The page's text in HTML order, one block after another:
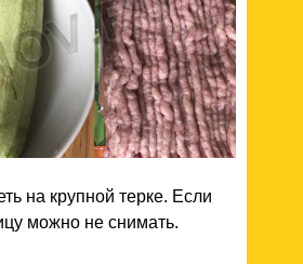
на крупной терке. Если
можно не снимать.